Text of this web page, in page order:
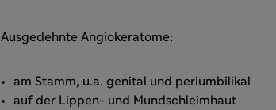
Ausgedehnte Angiokeratome:
am Stamm, u.a. genital und periumbilikal
auf der Lippen- und Mundschleimhaut